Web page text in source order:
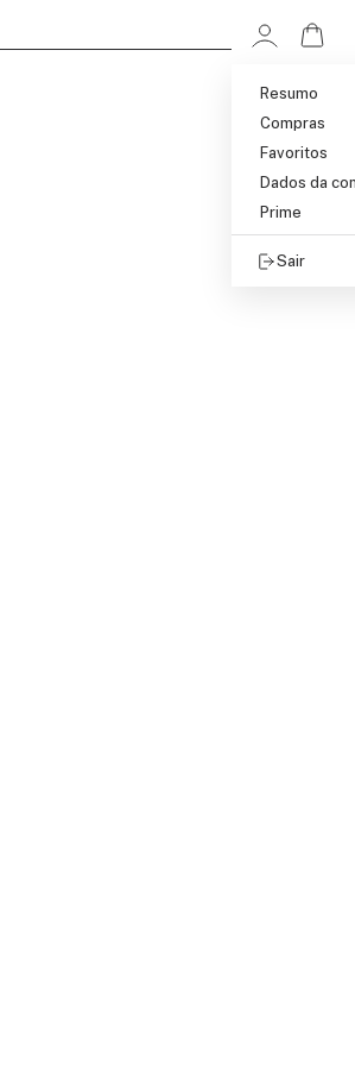
Resumo
Compras
Favoritos
Dados da
Prime
Sair
Ir